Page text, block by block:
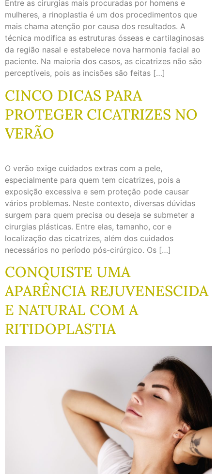
Entre as cirurgias mais procuradas por homens e
mulheres, a rinoplastia é um dos procedimentos que
mais chama atenção por causa dos resultados. A
técnica modifica as estruturas ósseas e cartilaginosas
da região nasal e estabelece nova harmonia facial ao
paciente. Na maioria dos casos, as cicatrizes não são
perceptíveis, pois as incisões são feitas […]
CINCO DICAS PARA
PROTEGER CICATRIZES NO
VERÃO
O verão exige cuidados extras com a pele,
especialmente para quem tem cicatrizes, pois a
exposição excessiva e sem proteção pode causar
vários problemas. Neste contexto, diversas dúvidas
surgem para quem precisa ou deseja se submeter a
cirurgias plásticas. Entre elas, tamanho, cor e
localização das cicatrizes, além dos cuidados
necessários no período pós-cirúrgico. Os […]
CONQUISTE UMA
APARÊNCIA REJUVENESCIDA
E NATURAL COM A
RITIDOPLASTIA